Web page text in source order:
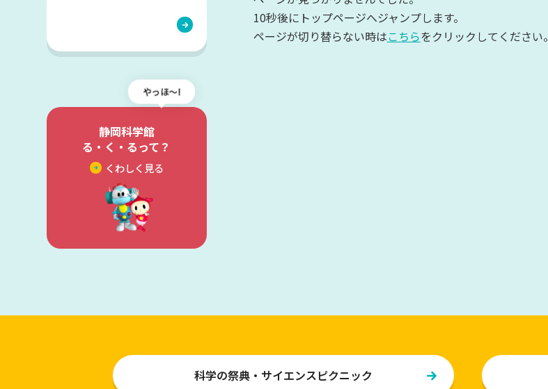
ご利用案内
館内施設・アクセス
季刊誌 ふろむ る・く・る
フロアガイド
10F おどろきゾーン
9F いきいきゾーン
静岡科学館
る・く・るって？
くわしく見る
やっほ〜!
10秒後にトップページへジャンプします。
ページが切り替らない時はこちらをクリックしてください。
科学の祭典・サイエンスピクニック